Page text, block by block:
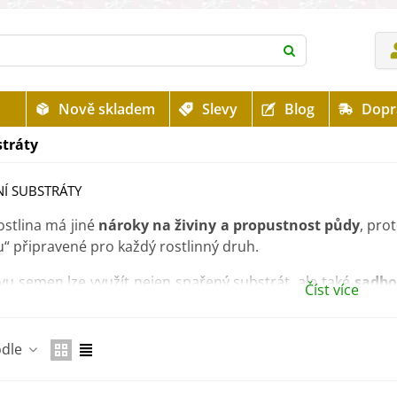
Nově skladem Slevy Blog
SUBSTRÁTY
má jiné nároky na živiny a propustnost půdy,
připravené pro každý rostlinný druh.
semen lze využít nejen spařený substrát, ale také
naleznete také
Číst více